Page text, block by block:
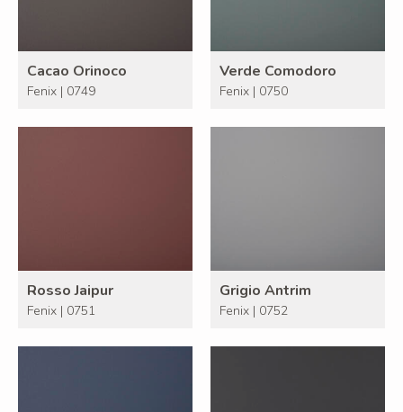
Cacao Orinoco
Fenix | 0749
Verde Comodoro
Fenix | 0750
Rosso Jaipur
Fenix | 0751
Grigio Antrim
Fenix | 0752